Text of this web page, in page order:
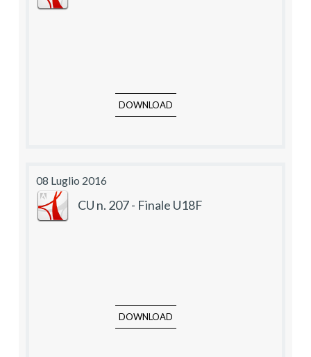
DOWNLOAD
08 Luglio 2016
CU n. 207 - Finale U18F
DOWNLOAD